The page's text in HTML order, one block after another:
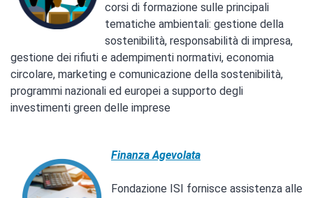
corsi di formazione sulle principali
tematiche ambientali: gestione della
sostenibilità, responsabilità di impresa,
gestione dei rifiuti e adempimenti normativi, economia
circolare, marketing e comunicazione della sostenibilità,
programmi nazionali ed europei a supporto degli
investimenti green delle imprese
Finanza Agevolata
Fondazione ISI fornisce assistenza alle